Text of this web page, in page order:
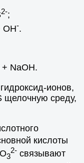
2-;
ОH-.
+ NaОН.
ионов,
щелочную среду,
кислоты
3
2- связывают